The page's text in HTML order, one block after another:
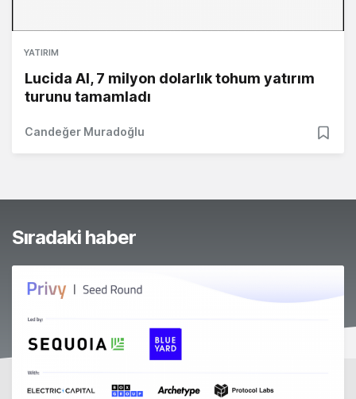
YATIRIM
Lucida AI, 7 milyon dolarlık tohum yatırım
turunu tamamladı
Candeğer Muradoğlu
Sıradaki haber